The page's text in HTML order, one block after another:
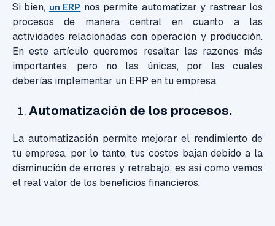
Si bien, un ERP nos permite automatizar y rastrear los
procesos de manera central en cuanto a las
actividades relacionadas con operación y producción.
En este artículo queremos resaltar las razones más
importantes, pero no las únicas, por las cuales
deberías implementar un ERP en tu empresa.
Automatización de los procesos.
La automatización permite mejorar el rendimiento de
tu empresa, por lo tanto, tus costos bajan debido a la
disminución de errores y retrabajo; es así como vemos
el real valor de los beneficios financieros.